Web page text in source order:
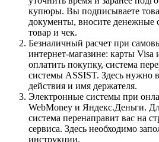
купюры. Вы подписываете
документы, вносите денежные
товар и чек.
Безналичный расчет при
интернет-магазине: карты Visa
оплатить покупку, система
системы ASSIST. Здесь нужно
действия и имя держателя.
Электронные системы при
WebMoney и Яндекс.Деньги.
система перенаправит вас на
сервиса. Здесь необходимо
инструкции.